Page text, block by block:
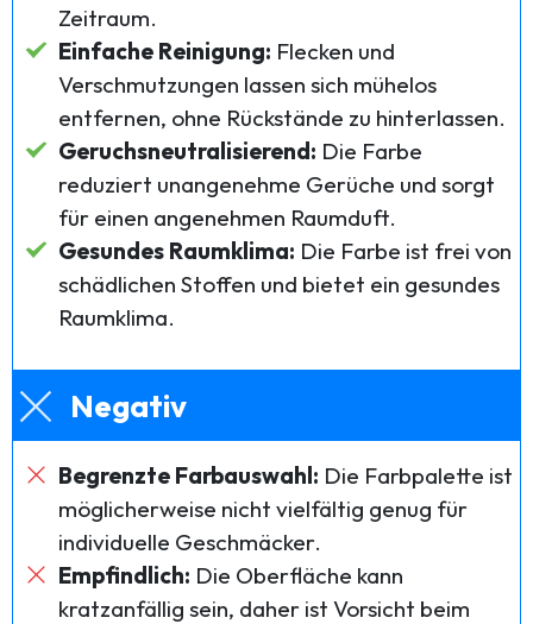
Zeitraum.
Einfache Reinigung: Flecken und
Verschmutzungen lassen sich mühelos
entfernen, ohne Rückstände zu hinterlassen.
Geruchsneutralisierend: Die Farbe
reduziert unangenehme Gerüche und sorgt
für einen angenehmen Raumduft.
Gesundes Raumklima: Die Farbe ist frei von
schädlichen Stoffen und bietet ein gesundes
Raumklima.
Negativ
Begrenzte Farbauswahl: Die Farbpalette ist
möglicherweise nicht vielfältig genug für
individuelle Geschmäcker.
Empfindlich: Die Oberfläche kann
kratzanfällig sein, daher ist Vorsicht beim